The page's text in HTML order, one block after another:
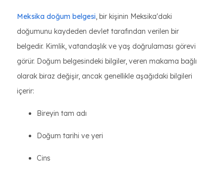
Meksika doğum belgesi, bir kişinin Meksika'daki
doğumunu kaydeden devlet tarafından verilen bir
belgedir. Kimlik, vatandaşlık ve yaş doğrulaması görevi
görür. Doğum belgesindeki bilgiler, veren makama bağlı
olarak biraz değişir, ancak genellikle aşağıdaki bilgileri
içerir:
Bireyin tam adı
Doğum tarihi ve yeri
Cins